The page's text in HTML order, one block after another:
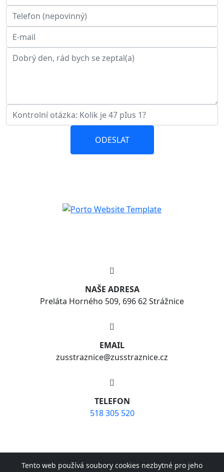
NAŠE ADRESA
Preláta Horného 509, 696 62 Strážnice
EMAIL
zusstraznice@zusstraznice.cz
TELEFON
518 305 520
© Copyright 2026 ZUŠ Strážnice | Realizace webuAdam
Tento web používá soubory cookies nezbytné pro jeho